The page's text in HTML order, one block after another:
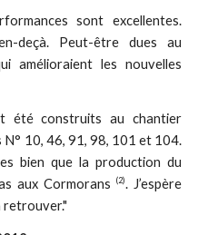
sont excellentes.
deçà. Peut-être dues au
amélioraient les nouvelles
été construits au chantier
N° 10, 46, 91, 98, 101 et 104.
bien que la production du
aux Cormorans
(2). J’espère
retrouver."